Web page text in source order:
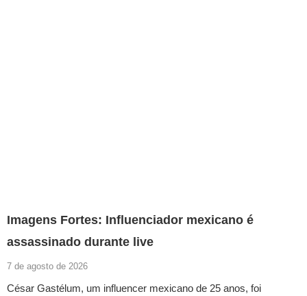
Imagens Fortes: Influenciador mexicano é
assassinado durante live
7 de agosto de 2026
César Gastélum, um influencer mexicano de 25 anos, foi